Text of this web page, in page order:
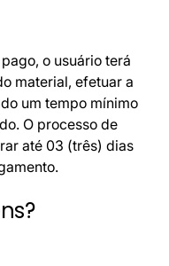
o usuário terá
material, efetuar a
um tempo mínimo
O processo de
até 03 (três) dias